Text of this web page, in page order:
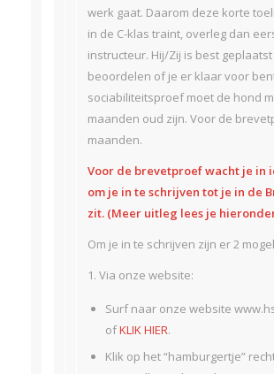
werk gaat. Daarom deze korte
in de C-klas traint, overleg dan
instructeur. Hij/Zij is best geplaatst
beoordelen of je er klaar voor
sociabiliteitsproef moet de hond
maanden oud zijn. Voor de
maanden.
Voor de brevetproef wacht je in
om je in te schrijven tot je in de
zit. (Meer uitleg lees je
Om je in te schrijven zijn er 2
1. Via onze website:
Surf naar onze website
ofKLIK HIER.
Klik op het “hamburgertje”